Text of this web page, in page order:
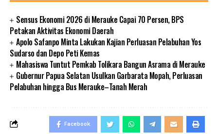
Sensus Ekonomi 2026 di Merauke Capai 70 Persen, BPS
Petakan Aktivitas Ekonomi Daerah
Apolo Safanpo Minta Lakukan Kajian Perluasan Pelabuhan Yos
Sudarso dan Depo Peti Kemas
Mahasiswa Tuntut Pemkab Tolikara Bangun Asrama di Merauke
Gubernur Papua Selatan Usulkan Garbarata Mopah, Perluasan
Pelabuhan hingga Bus Merauke–Tanah Merah
Facebook